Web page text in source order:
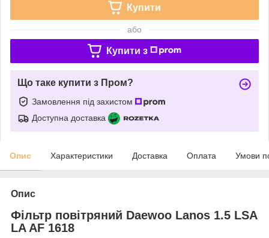
Купити
або
Купити з
Що таке купити з Пром?
Замовлення під захистом
Доступна доставка
Опис Характеристики Доставка Оплата Умови
Опис
Фільтр повітряний Daewoo Lanos 1.5 LSA
LA AF 1618